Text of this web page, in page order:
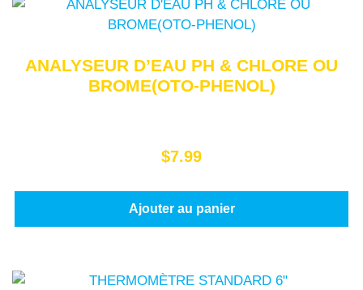
ANALYSEUR D’EAU PH & CHLORE OU
BROME(OTO-PHENOL)
$7.99
Ajouter au panier